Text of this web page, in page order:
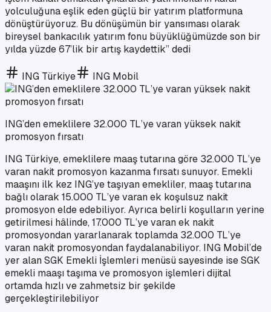
yolculuğuna eşlik eden güçlü bir yatırım platformuna
dönüştürüyoruz. Bu dönüşümün bir yansıması olarak
bireysel bankacılık yatırım fonu büyüklüğümüzde son bir
yılda yüzde 67’lik bir artış kaydettik” dedi
ING Türkiye ING Mobil
ING’den emeklilere 32.000 TL’ye varan yüksek nakit
promosyon fırsatı
ING Türkiye, emeklilere maaş tutarına göre 32.000 TL’ye
varan nakit promosyon kazanma fırsatı sunuyor. Emekli
maaşını ilk kez ING’ye taşıyan emekliler, maaş tutarına
bağlı olarak 15.000 TL’ye varan ek koşulsuz nakit
promosyon elde edebiliyor. Ayrıca belirli koşulların yerine
getirilmesi hâlinde, 17.000 TL’ye varan ek nakit
promosyondan yararlanarak toplamda 32.000 TL’ye
varan nakit promosyondan faydalanabiliyor. ING Mobil’de
yer alan SGK Emekli İşlemleri menüsü sayesinde ise SGK
emekli maaşı taşıma ve promosyon işlemleri dijital
ortamda hızlı ve zahmetsiz bir şekilde
gerçekleştirilebiliyor